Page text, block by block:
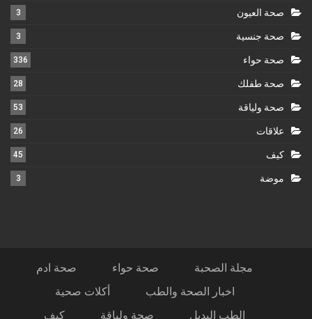
صحة العيون 3
صحة جنسية 3
صحة حواء 336
صحة طفلك 28
صحة ولياقة 53
علاقات 26
كيف 45
موضة 3
مجلة الصحبة صحة حواء
صحة ادم
اخبار الصحة والطب
أكلات صحية
الطب البديل
صحة ولياقة كيف